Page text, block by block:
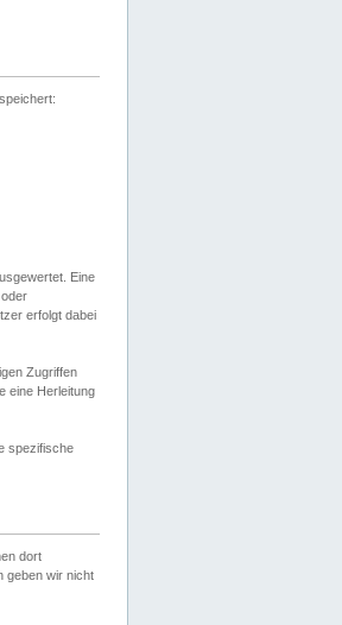
Eine
erfolgt dabei
Zugriffen
eine Herleitung
spezifische
dort
geben wir nicht